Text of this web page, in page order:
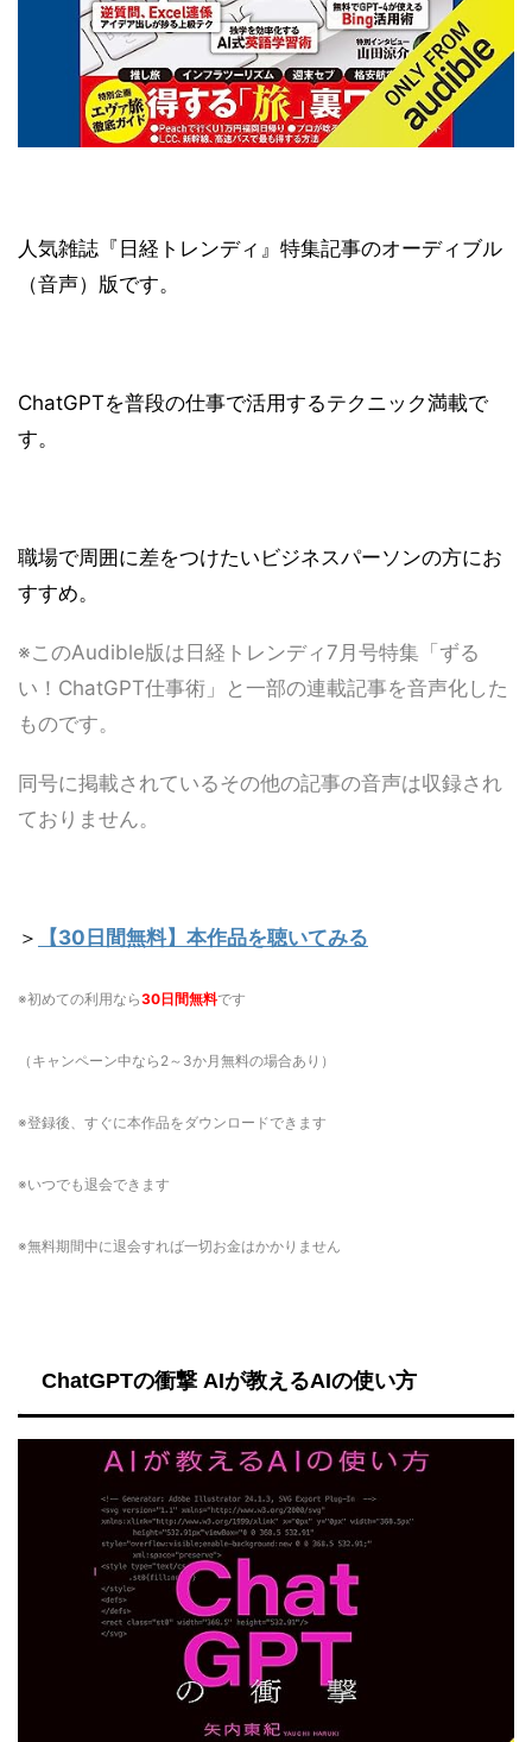
人気雑誌『日経トレンディ』特集記事のオーディブル
（音声）版です。
ChatGPTを普段の仕事で活用するテクニック満載で
す。
職場で周囲に差をつけたいビジネスパーソンの方にお
すすめ。
※このAudible版は日経トレンディ7月号特集「ずる
い！ChatGPT仕事術」と一部の連載記事を音声化した
ものです。
同号に掲載されているその他の記事の音声は収録され
ておりません。
＞ 【30日間無料】本作品を聴いてみる
※初めての利用なら30日間無料です
（キャンペーン中なら2～3か月無料の場合あり）
※登録後、すぐに本作品をダウンロードできます
※いつでも退会できます
※無料期間中に退会すれば一切お金はかかりません
ChatGPTの衝撃 AIが教えるAIの使い方